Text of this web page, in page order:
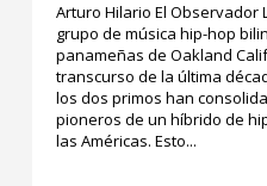
Arturo Hilario El Observador
grupo de música hip-hop
panameñas de Oakland
transcurso de la última
los dos primos han
pioneros de un híbrido de
las Américas. Esto...